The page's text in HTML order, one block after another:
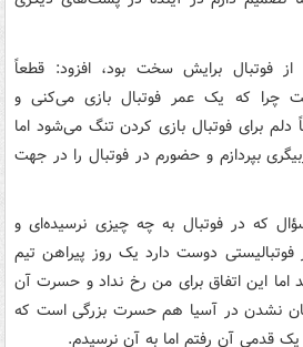
از فوتبال برایش سخت بود، افزود: قطعاً
چرا که یک عمر فوتبال بازی می‌کنی و
برای فوتبال بازی کردن تنگ می‌شود اما
بپردازم و حضورم در فوتبال را در جهت
که در فوتبال به چه چیزی نرسیده‌ای و
دوست دارد یک روز پیراهن تیم
اما این اتفاق برای من رخ نداد و حسرت آن
نشدن در آسیا هم حسرت بزرگی است که
یک قدمی آن رفتم اما به آن نرسیدم.